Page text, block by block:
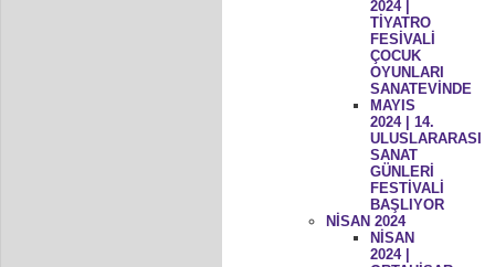
2024 |
TİYATRO
FESİVALİ
ÇOCUK
OYUNLARI
SANATEVİNDE
MAYIS
2024 | 14.
ULUSLARARASI
SANAT
GÜNLERİ
FESTİVALİ
BAŞLIYOR
NİSAN 2024
NİSAN
2024 |